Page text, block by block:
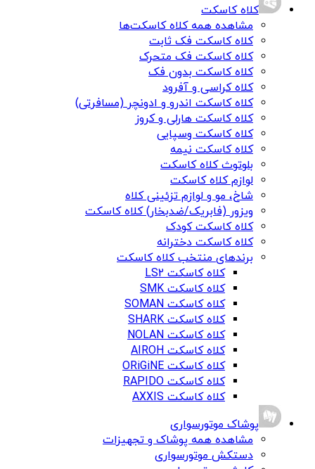
کلاه کاسکت
مشاهده همه کلاه کاسکت‌ها
کلاه کاسکت فک ثابت
کلاه کاسکت فک متحرک
کلاه کاسکت بدون فک
کلاه کراسی و آفرود
کلاه کاسکت اندرو و ادونچر (مسافرتی)
کلاه کاسکت هارلی و کروز
کلاه کاسکت وسپایی
کلاه کاسکت نیمه
بلوتوث کلاه کاسکت
لوازم کلاه کاسکت
شاخ، مو و لوازم تزئینی کلاه
ویزور (فابریک/ضدبخار) کلاه کاسکت
کلاه کاسکت کودک
کلاه کاسکت دخترانه
برندهای منتخب کلاه کاسکت
کلاه کاسکت LS2
کلاه کاسکت SMK
کلاه کاسکت SOMAN
کلاه کاسکت SHARK
کلاه کاسکت NOLAN
کلاه کاسکت AIROH
کلاه کاسکت ORiGiNE
کلاه کاسکت RAPIDO
کلاه کاسکت AXXIS
پوشاک موتورسواری
مشاهده همه پوشاک و تجهیزات
دستکش موتورسواری